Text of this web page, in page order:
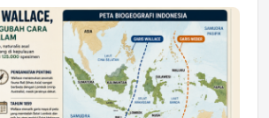
Jumat, 17 Jul 2026 22:30
DAERAH
Astra Motor Kalimantan Timur 2 Dukung
Mahasiswa Samarinda dalam Astra
Honda SDGs Future Leaders 2026